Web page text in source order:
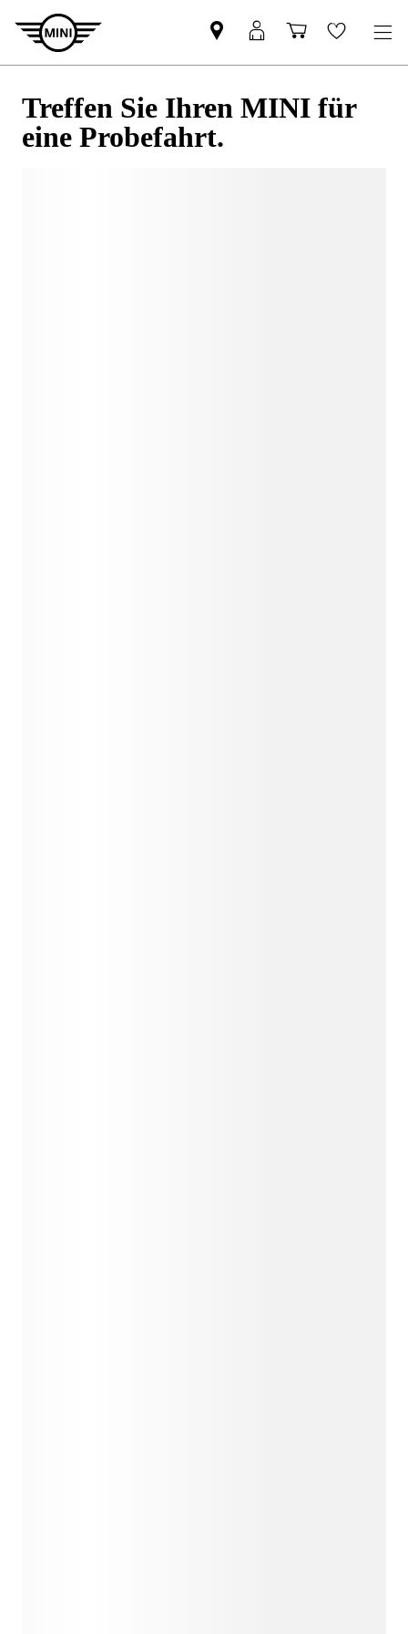
Treffen Sie Ihren MINI für
eine Probefahrt.